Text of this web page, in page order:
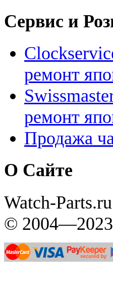
Сервис и
ремонт
ремонт
Продажа
О Сайте
Watch-
©